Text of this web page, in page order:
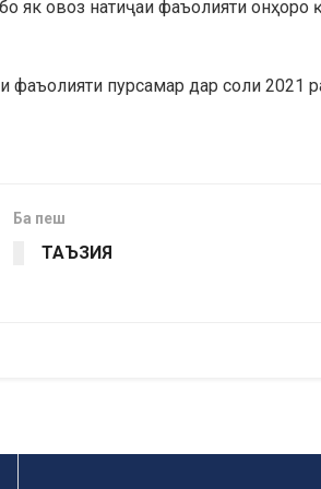
як овоз натиҷаи фаъолияти онҳоро
фаъолияти пурсамар дар соли 2021
Ба пеш
ТАЪЗИЯ